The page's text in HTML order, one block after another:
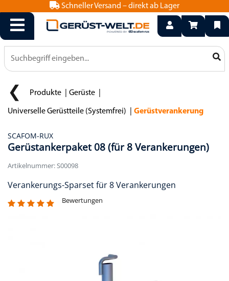
Schneller Versand – direkt ab Lager
0800 15 50 550
info@geruest-welt.de
Produkte Gerüste
Universelle Gerüstteile (Systemfrei) Gerüstverankerung
SCAFOM-RUX
Gerüstankerpaket 08 (für 8 Verankerungen)
Artikelnummer: S00098
Verankerungs-Sparset für 8 Verankerungen
Bewertungen